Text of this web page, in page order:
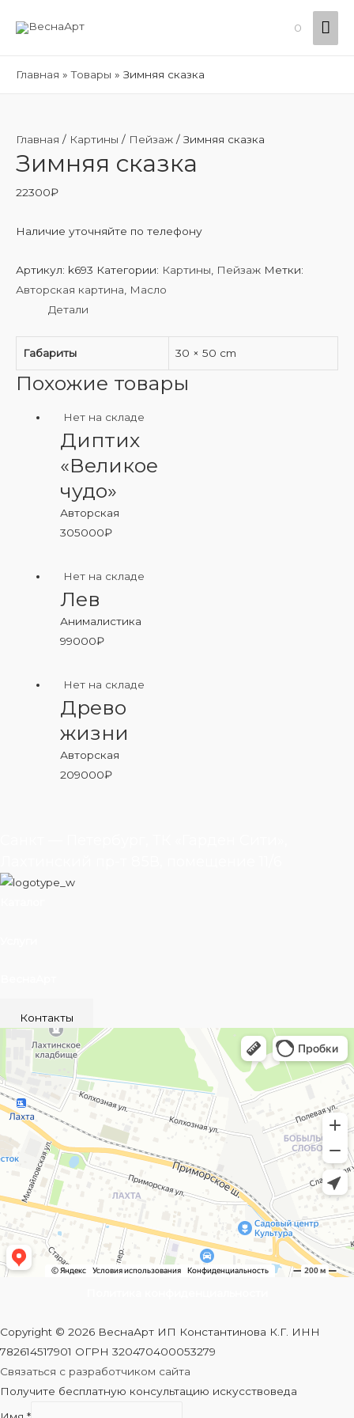
0
Главная Товары Зимняя сказка
Главная / Картины / Пейзаж / Зимняя сказка
Зимняя сказка
22300₽
Наличие уточняйте по телефону
Артикул: k693 Категории: Картины Пейзаж Метки:
Авторская картина
Масло
Детали
Габариты 30 × 50 cm
Похожие товары
Нет на складе
Диптих
«Великое
чудо»
Авторская
305000₽
Нет на складе
Лев
Анималистика
99000₽
Нет на складе
Древо
жизни
Авторская
209000₽
Контакты
Copyright © 2026 ВеснаАрт ИП Константинова К.Г. ИНН
782614517901 ОГРН 320470400053279
Связаться с разработчиком сайта
Получите бесплатную консультацию искусствоведа